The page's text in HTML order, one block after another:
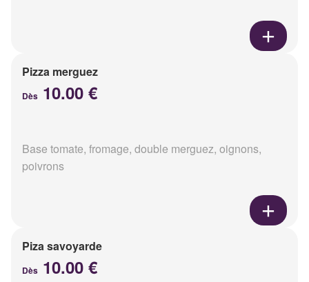
Pizza merguez
Dès 10.00 €
Base tomate, fromage, double merguez, oignons,
poivrons
Piza savoyarde
Dès 10.00 €